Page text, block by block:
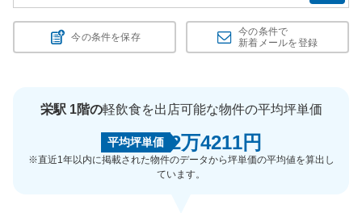
今の条件を保存
今の条件で
新着メールを登録
栄駅 1階の軽飲食を出店可能な物件の平均坪単価
平均坪単価 2万4211円
※直近1年以内に掲載された物件のデータから坪単価の平均値を算出し
ています。